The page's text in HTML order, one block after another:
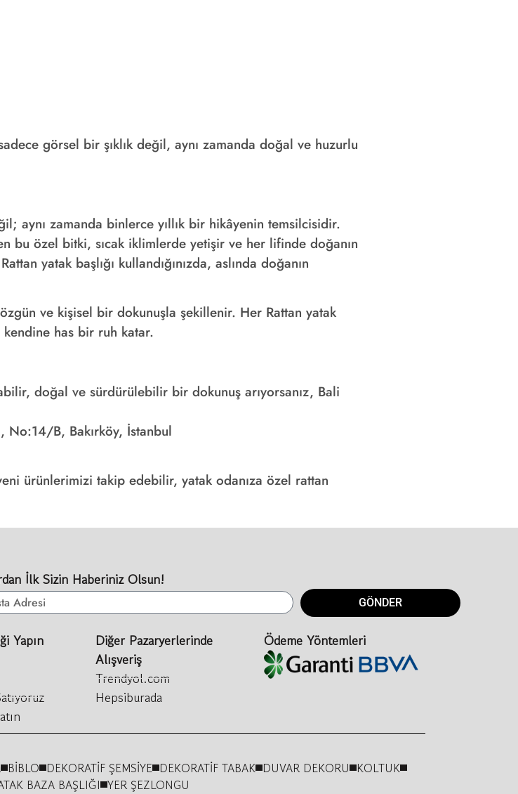
görsel bir şıklık değil, aynı zamanda doğal ve huzurlu
aynı zamanda binlerce yıllık bir hikâyenin temsilcisidir.
bu özel bitki, sıcak iklimlerde yetişir ve her lifinde doğanın
yatak başlığı kullandığınızda, aslında doğanın
ve kişisel bir dokunuşla şekillenir. Her Rattan yatak
has bir ruh katar.
doğal ve sürdürülebilir bir dokunuş arıyorsanız, Bali
No:14/B, Bakırköy, İstanbul
ürünlerimizi takip edebilir, yatak odanıza özel rattan
İlk Sizin Haberiniz Olsun!
GÖNDER
Yapın
Diğer Pazaryerlerinde
Alışveriş
Trendyol.com
Hepsiburada
Ödeme Yöntemleri
BİBLO DEKORATİF ŞEMSİYE DEKORATİF TABAK DUVAR DEKORU KOLTUK
BAZA BAŞLIĞI YER ŞEZLONGU